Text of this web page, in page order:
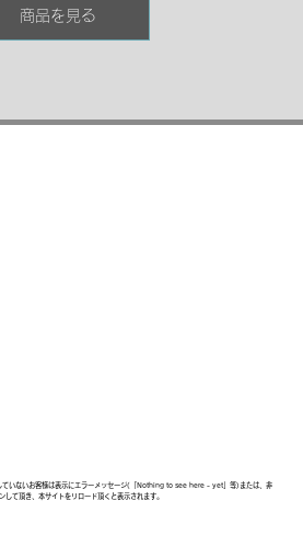
。商品を見る
ていないお客様は表示にエラーメッセージ(「Nothing to see here - yet」等)または、非
て頂き、本サイトをリロード頂くと表示されます。